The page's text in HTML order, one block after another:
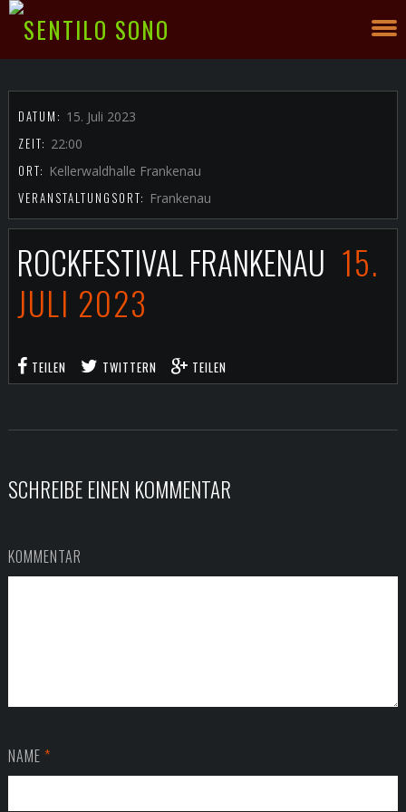
DATUM: 15. Juli 2023
ZEIT: 22:00
ORT: Kellerwaldhalle Frankenau
VERANSTALTUNGSORT: Frankenau
ROCKFESTIVAL FRANKENAU 15.
JULI 2023
TEILEN TWITTERN TEILEN
SCHREIBE EINEN KOMMENTAR
KOMMENTAR
NAME *